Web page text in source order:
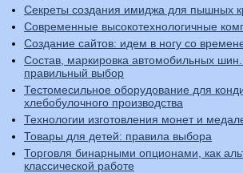
Секреты создания имиджа для пышных
Современные высокотехнологичные
Создание сайтов: идем в ногу со
Состав, маркировка автомобильных шин.
правильный выбор
Тестомесильное оборудование для
хлебобулочного производства
Технологии изготовления монет и
Товары для детей: правила выбора
Торговля бинарными опционами, как
классической работе